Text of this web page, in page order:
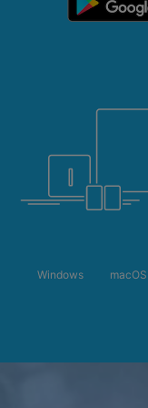
Windows macOS